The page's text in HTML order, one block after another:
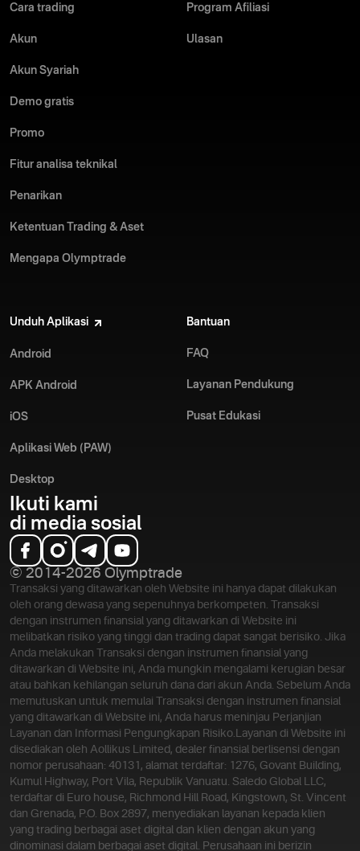
Cara trading
Akun
Akun Syariah
Demo gratis
Promo
Fitur analisa teknikal
Penarikan
Ketentuan Trading & Aset
Mengapa Olymptrade
Program Afiliasi
Ulasan
Unduh Aplikasi
Android
APK Android
iOS
Aplikasi Web (PAW)
Desktop
Bantuan
FAQ
Layanan Pendukung
Pusat Edukasi
Ikuti kami
di media sosial
© 2014-2026 Olymptrade
Transaksi yang ditawarkan oleh Website ini hanya dapat dilakukan
oleh orang dewasa yang sepenuhnya berkompeten. Transaksi
dengan instrumen finansial yang ditawarkan di Website ini
melibatkan risiko yang tinggi dan trading dapat sangat berisiko. Jika
Anda melakukan Transaksi dengan instrumen finansial yang
ditawarkan di Website ini, Anda mungkin mengalami kerugian besar
atau bahkan kehilangan seluruh dana dari akun Anda. Sebelum Anda
memutuskan untuk memulai Transaksi dengan instrumen finansial
yang ditawarkan di Website ini, Anda harus meninjau Perjanjian
Layanan dan Informasi Pengungkapan Risiko. Layanan di Website ini
disediakan oleh Aollikus Limited, dealer finansial berlisensi dengan
nomor perusahaan: 40131, alamat terdaftar: 1276, Govant Building,
Kumul Highway, Port Vila, Republik Vanuatu. Saledo Global LLC,
terdaftar di Euro house, Richmond Hill Road, Kingstown, St. Vincent
dan Grenada, P.O. Box 2897, menyediakan layanan kepada klien
yang trading berbagai aset digital dan klien dengan akun yang
dinominasi dalam berbagai aset digital. Perusahaan ini berizin